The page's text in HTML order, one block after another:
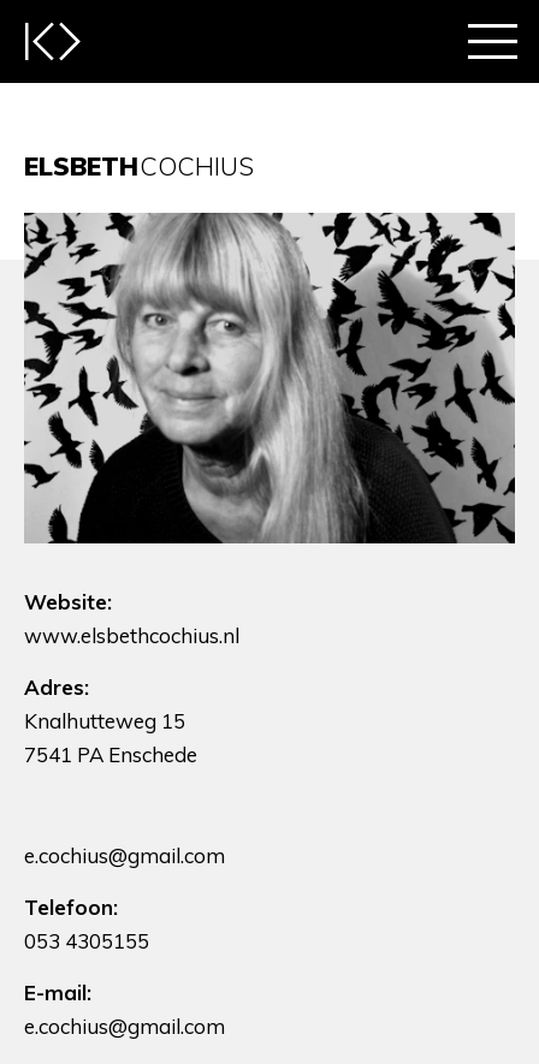
ELSBETHCOCHIUS
Website:
www.elsbethcochius.nl
Adres:
Knalhutteweg 15
7541 PA Enschede
e.cochius@gmail.com
Telefoon:
053 4305155
E-mail:
e.cochius@gmail.com